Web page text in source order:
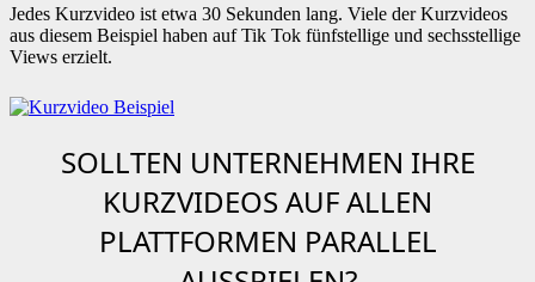
Jedes Kurzvideo ist etwa 30 Sekunden lang. Viele der Kurzvideos
aus diesem Beispiel haben auf Tik Tok fünfstellige und sechsstellige
Views erzielt.
SOLLTEN UNTERNEHMEN IHRE
KURZVIDEOS AUF ALLEN
PLATTFORMEN PARALLEL